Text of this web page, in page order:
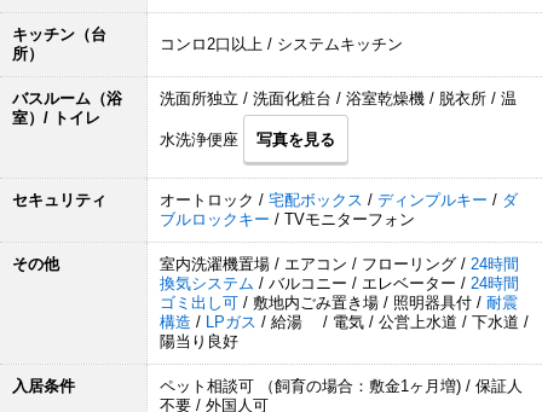
キッチン（台
所）
コンロ2口以上 / システムキッチン
バスルーム（浴
室）/ トイレ
洗面所独立 / 洗面化粧台 / 浴室乾燥機 / 脱衣所 / 温
水洗浄便座 写真を見る
セキュリティ オートロック / 宅配ボックス / ディンプルキー / ダ
ブルロックキー / TVモニターフォン
その他 室内洗濯機置場 / エアコン / フローリング / 24時間
換気システム / バルコニー / エレベーター / 24時間
ゴミ出し可 / 敷地内ごみ置き場 / 照明器具付 / 耐震
構造 / LPガス / 給湯 / 電気 / 公営上水道 / 下水道 /
陽当り良好
入居条件
ペット相談可 （飼育の場合：敷金1ヶ月増) / 保証人
不要 / 外国人可